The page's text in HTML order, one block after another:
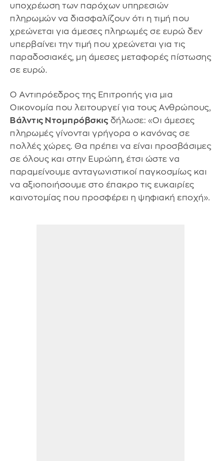
υποχρέωση των παρόχων υπηρεσιών
πληρωμών να διασφαλίζουν ότι η τιμή που
χρεώνεται για άμεσες πληρωμές σε ευρώ δεν
υπερβαίνει την τιμή που χρεώνεται για τις
παραδοσιακές, μη άμεσες μεταφορές πίστωσης
σε ευρώ.
Ο Αντιπρόεδρος της Επιτροπής για μια
Οικονομία που λειτουργεί για τους Ανθρώπους,
Βάλντις Ντομπρόβσκις δήλωσε: «Οι άμεσες
πληρωμές γίνονται γρήγορα ο κανόνας σε
πολλές χώρες. Θα πρέπει να είναι προσβάσιμες
σε όλους και στην Ευρώπη, έτσι ώστε να
παραμείνουμε ανταγωνιστικοί παγκοσμίως και
να αξιοποιήσουμε στο έπακρο τις ευκαιρίες
καινοτομίας που προσφέρει η ψηφιακή εποχή».